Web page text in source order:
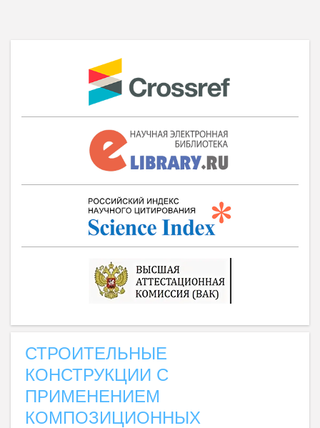
СТРОИТЕЛЬНЫЕ
КОНСТРУКЦИИ С
ПРИМЕНЕНИЕМ
КОМПОЗИЦИОННЫХ